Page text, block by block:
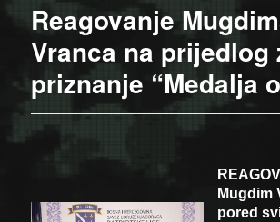
Reagovanje
Vranca na prijedlog
priznanje “Medalja
Mugdim
pored